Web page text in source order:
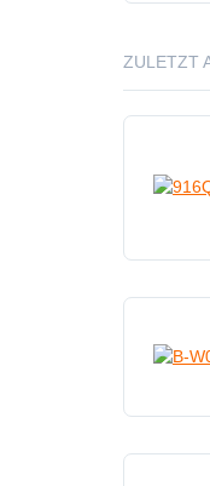
ZULETZT